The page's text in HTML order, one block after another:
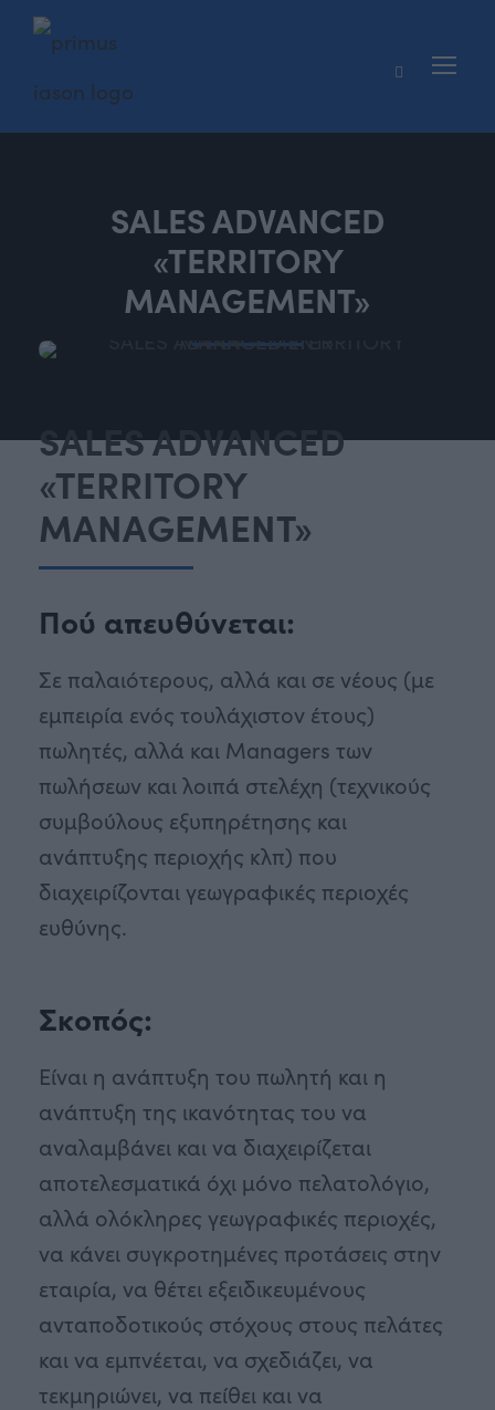
SALES ADVANCED
«TERRITORY
MANAGEMENT»
SALES ADVANCED
«TERRITORY
MANAGEMENT»
Πού απευθύνεται:
Σε παλαιότερους, αλλά και σε νέους (με
εμπειρία ενός τουλάχιστον έτους)
πωλητές, αλλά και Managers των
πωλήσεων και λοιπά στελέχη (τεχνικούς
συμβούλους εξυπηρέτησης και
ανάπτυξης περιοχής κλπ) που
διαχειρίζονται γεωγραφικές περιοχές
ευθύνης.
Σκοπός:
Είναι η ανάπτυξη του πωλητή και η
ανάπτυξη της ικανότητας του να
αναλαμβάνει και να διαχειρίζεται
αποτελεσματικά όχι μόνο πελατολόγιο,
αλλά ολόκληρες γεωγραφικές περιοχές,
να κάνει συγκροτημένες προτάσεις στην
εταιρία, να θέτει εξειδικευμένους
ανταποδοτικούς στόχους στους πελάτες
και να εμπνέεται, να σχεδιάζει, να
τεκμηριώνει, να πείθει και να